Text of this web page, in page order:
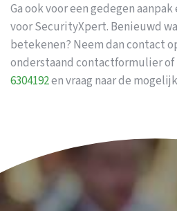
Ga ook voor een gedegen
voor SecurityXpert. Benieuwd
betekenen? Neem dan contact
onderstaand contactformulier of
6304192en vraag naar de